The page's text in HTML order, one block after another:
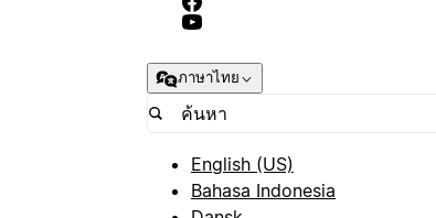
ภาษาไทย
English (US)
Bahasa Indonesia